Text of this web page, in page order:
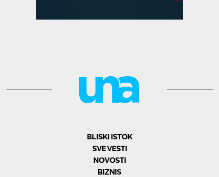
BLISKI ISTOK
SVE VESTI
NOVOSTI
BIZNIS